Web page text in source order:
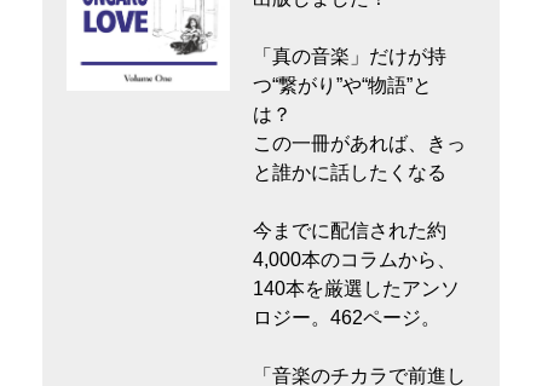
「真の音楽」だけが持
つ“繋がり”や“物語”と
は？
この一冊があれば、きっ
と誰かに話したくなる
今までに配信された約
4,000本のコラムから、
140本を厳選したアンソ
ロジー。462ページ。
「音楽のチカラで前進し